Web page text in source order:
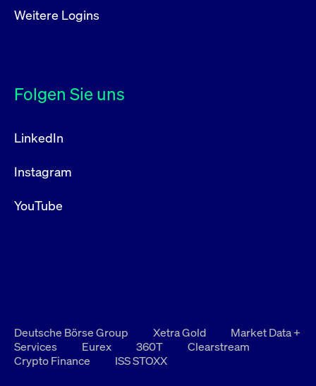
Weitere Logins
Folgen Sie uns
LinkedIn
Instagram
YouTube
Deutsche Börse Group Xetra Gold
Market Data +
Services
Eurex 360T
Clearstream
Crypto Finance
ISS STOXX